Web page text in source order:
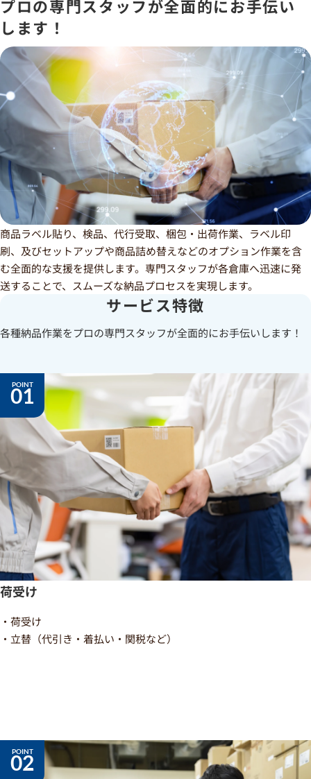
プロの専門スタッフが全面的にお手伝い
します！
商品ラベル貼り、検品、代行受取、梱包・出荷作業、ラベル印
刷、及びセットアップや商品詰め替えなどのオプション作業を含
む全面的な支援を提供します。専門スタッフが各倉庫へ迅速に発
送することで、スムーズな納品プロセスを実現します。
サービス特徴
各種納品作業をプロの専門スタッフが全面的にお手伝いします！
01
荷受け
・荷受け
・立替（代引き・着払い・関税など）
02